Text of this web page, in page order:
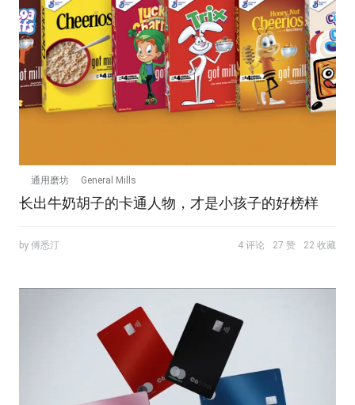
通用磨坊 General Mills
长出牛奶胡子的卡通人物，才是小孩子的好榜样
by 傅悉汀 4 评论 27 赞 22 收藏